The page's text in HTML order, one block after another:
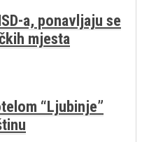
a, ponavljaju se
mjesta
“Ljubinje”